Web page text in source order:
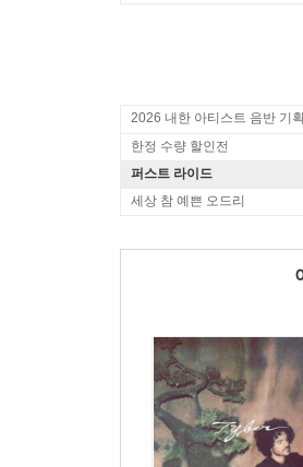
2026 내한 아티스트 음반 기
한정 수량 할인전
퍼스트 라이드
세상 참 예쁜 오드리